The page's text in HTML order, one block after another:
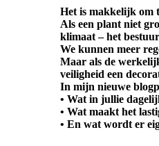
Het is makkelijk om
Als een plant niet
klimaat – het
We kunnen meer
Maar als de
veiligheid een
In mijn nieuwe
• Wat in jullie
• Wat maakt het
• En wat wordt er